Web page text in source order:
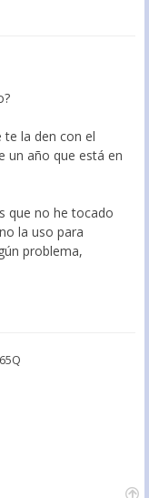
te la den con el
un año que está en
que no he tocado
la uso para
problema,